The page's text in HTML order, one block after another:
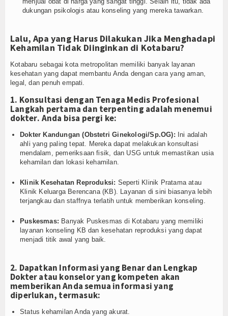
dukungan psikologis atau konseling yang mereka tawarkan.
Lalu, Apa yang Harus Dilakukan Jika Menghadapi
Kehamilan Tidak Diinginkan di Kotabaru?
Kotabaru sebagai kota metropolitan memiliki banyak layanan
kesehatan yang dapat membantu Anda dengan cara yang aman,
legal, dan penuh empati.
1. Konsultasi dengan Tenaga Medis Profesional
Langkah pertama dan terpenting adalah menemui
dokter. Anda bisa pergi ke:
Dokter Kandungan (Obstetri Ginekologi/Sp.OG): Ini adalah
ahli yang paling tepat. Mereka dapat melakukan konsultasi
mendalam, pemeriksaan fisik, dan USG untuk memastikan usia
kehamilan dan lokasi kehamilan.
Klinik Kesehatan Reproduksi: Seperti Klinik Pratama atau
Klinik Keluarga Berencana (KB). Layanan di sini biasanya lebih
terjangkau dan staffnya terlatih untuk memberikan konseling.
Puskesmas: Banyak Puskesmas di Kotabaru yang memiliki
layanan konseling KB dan kesehatan reproduksi yang dapat
menjadi titik awal yang baik.
2. Dapatkan Informasi yang Benar dan Lengkap
Dokter atau konselor yang kompeten akan
memberikan Anda semua informasi yang
diperlukan, termasuk:
Status kehamilan Anda yang akurat.